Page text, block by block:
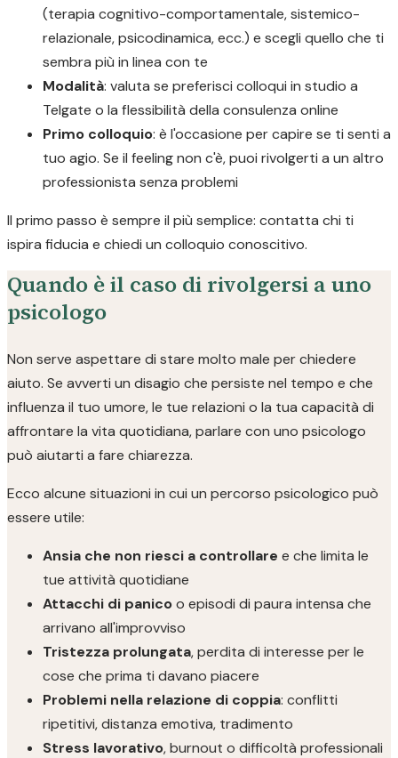
(terapia cognitivo-comportamentale, sistemico-
relazionale, psicodinamica, ecc.) e scegli quello che ti
sembra più in linea con te
Modalità: valuta se preferisci colloqui in studio a
Telgate o la flessibilità della consulenza online
Primo colloquio: è l'occasione per capire se ti senti a
tuo agio. Se il feeling non c'è, puoi rivolgerti a un altro
professionista senza problemi
Il primo passo è sempre il più semplice: contatta chi ti
ispira fiducia e chiedi un colloquio conoscitivo.
Quando è il caso di rivolgersi a uno
psicologo
Non serve aspettare di stare molto male per chiedere
aiuto. Se avverti un disagio che persiste nel tempo e che
influenza il tuo umore, le tue relazioni o la tua capacità di
affrontare la vita quotidiana, parlare con uno psicologo
può aiutarti a fare chiarezza.
Ecco alcune situazioni in cui un percorso psicologico può
essere utile:
Ansia che non riesci a controllare e che limita le
tue attività quotidiane
Attacchi di panicoo episodi di paura intensa che
arrivano all'improvviso
Tristezza prolungata, perdita di interesse per le
cose che prima ti davano piacere
Problemi nella relazione di coppia: conflitti
ripetitivi, distanza emotiva, tradimento
Stress lavorativo, burnout o difficoltà professionali